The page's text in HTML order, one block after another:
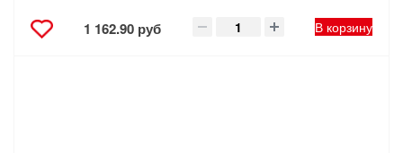
1 162.90 руб В корзину